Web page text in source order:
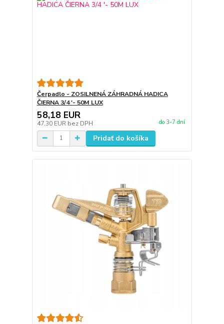
Čerpadlo - ZOSILNENÁ ZÁHRADNÁ HADICA
ČIERNA 3/4 '- 50M LUX
58,18 EUR
47,30 EUR bez DPH do 3-7 dní
Pridať do košíka